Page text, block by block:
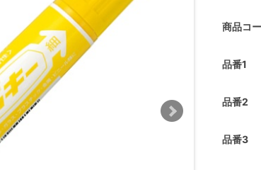
商品コ
品番1
品番2
品番3